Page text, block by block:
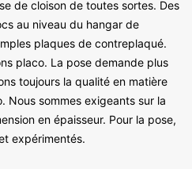
de cloison de toutes sortes. Des
au niveau du hangar de
plaques de contreplaqué.
placo. La pose demande plus
toujours la qualité en matière
Nous sommes exigeants sur la
en épaisseur. Pour la pose,
expérimentés.